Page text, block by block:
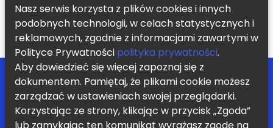
KUP TERAZ
POMOC
BLOG
KONTAKT
ZOSTAŃ PARTNEREM
REGULAMIN
POLITYKA PRYWATNOŚCI
Chcę otrzymywać informację o nowych zajęciach i promocjach
Nasz serwis korzysta z plików cookies i innych
podobnych technologii, w celach statystycznych i
reklamowych, zgodnie z informacjami zawartymi w
Polityce Prywatności polityka prywatności.
Aby dowiedzieć się więcej zapoznaj się z
dokumentem. Pamiętaj, że plikami cookie możesz
zarządzać w ustawieniach swojej przeglądarki.
Korzystając ze strony, klikając w przycisk „Zgoda”